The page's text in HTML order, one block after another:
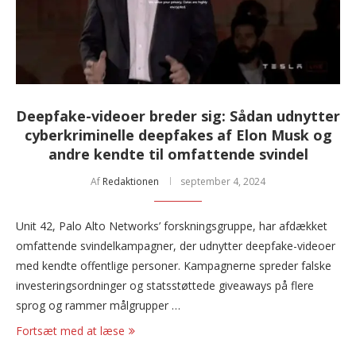
Deepfake-videoer breder sig: Sådan udnytter
cyberkriminelle deepfakes af Elon Musk og
andre kendte til omfattende svindel
Af Redaktionen september 4, 2024
Unit 42, Palo Alto Networks’ forskningsgruppe, har afdækket
omfattende svindelkampagner, der udnytter deepfake-videoer
med kendte offentlige personer. Kampagnerne spreder falske
investeringsordninger og statsstøttede giveaways på flere
sprog og rammer målgrupper …
Fortsæt med at læse